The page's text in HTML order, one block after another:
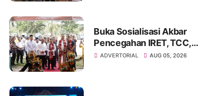
Buka Sosialisasi Akbar
Pencegahan IRET, TCC,
Perundungan, dan Bahaya
ADVERTORIAL AUG 05, 2026